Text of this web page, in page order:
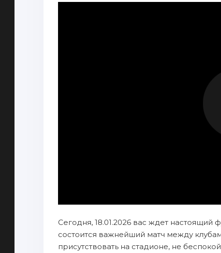
Сегодня, 18.01.2026 вас ждет настоящий
состоится важнейший матч между
присутствовать на стадионе, не